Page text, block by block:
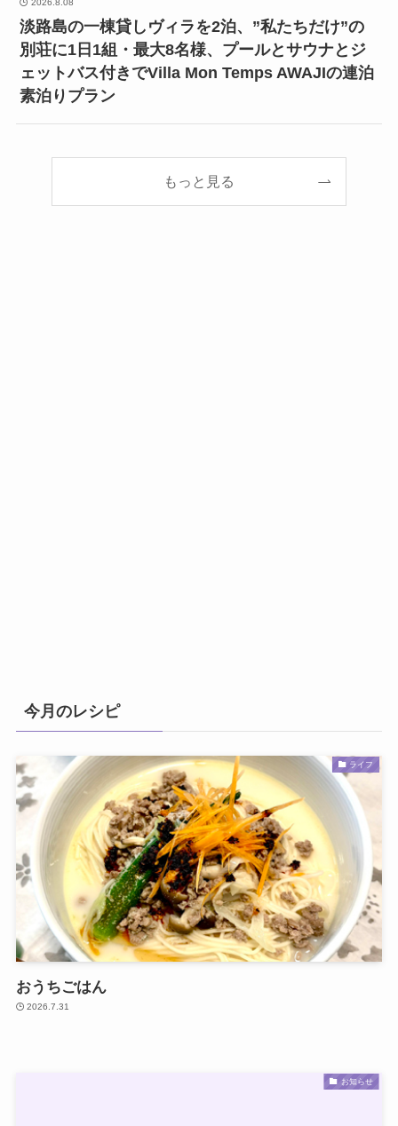
2026.8.08
淡路島の一棟貸しヴィラを2泊、”私たちだけ”の
別荘に1日1組・最大8名様、プールとサウナとジ
ェットバス付きでVilla Mon Temps AWAJIの連泊
素泊りプラン
もっと見る
今月のレシピ
ライフ
おうちごはん
2026.7.31
お知らせ